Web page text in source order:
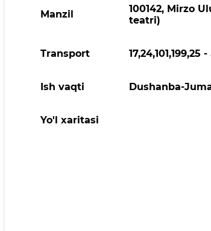
Manzil
100142, Mirzo
teatri)
Transport
Ish vaqti Dushanba-
Yo'l xaritasi